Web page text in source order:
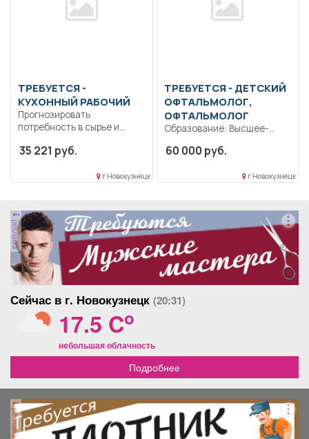
ТРЕБУЕТСЯ -
КУХОННЫЙ РАБОЧИЙ
Прогнозировать
потребность в сырье и
приготовления блюд,...
35 221 руб.
г Новокузнецк
ТРЕБУЕТСЯ - ДЕТСКИЙ
ОФТАЛЬМОЛОГ,
ОФТАЛЬМОЛОГ
Образование: Высшее-
магистратура..
заболеваний, назначения
60 000 руб.
г Новокузнецк
реклама
Сейчас в г. Новокузнецк (20:31)
17.5 Co
небольшая облачность
Подробнее
реклама